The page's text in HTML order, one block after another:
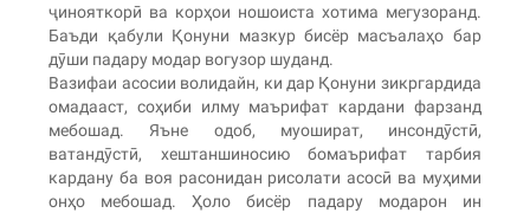
ҷинояткорӣ ва корҳои ношоиста хотима мегузоранд.
Баъди қабули Қонуни мазкур бисёр масъалаҳо бар
дӯши падару модар вогузор шуданд.
Вазифаи асосии волидайн, ки дар Қонуни зикргардида
омадааст, соҳиби илму маърифат кардани фарзанд
мебошад. Яъне одоб, муошират, инсондӯстӣ,
ватандӯстӣ, хештаншиносию бомаърифат тарбия
кардану ба воя расонидан рисолати асосӣ ва муҳими
онҳо мебошад. Ҳоло бисёр падару модарон ин